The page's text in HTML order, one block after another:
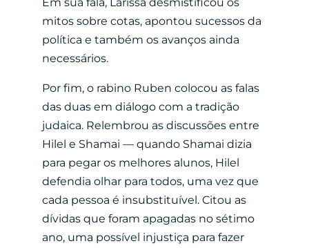
mitos sobre cotas, apontou sucessos da
política e também os avanços ainda
necessários.
Por fim, o rabino Ruben colocou as falas
das duas em diálogo com a tradição
judaica. Relembrou as discussões entre
Hilel e Shamai — quando Shamai dizia
para pegar os melhores alunos, Hilel
defendia olhar para todos, uma vez que
cada pessoa é insubstituível. Citou as
dívidas que foram apagadas no sétimo
ano, uma possível injustiça para fazer